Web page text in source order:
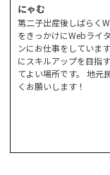
にゃむ
第二子出産後しばらく
をきっかけにWebライ
ンにお仕事をしていま
にスキルアップを目指
てよい場所です。 地元
くお願いします！